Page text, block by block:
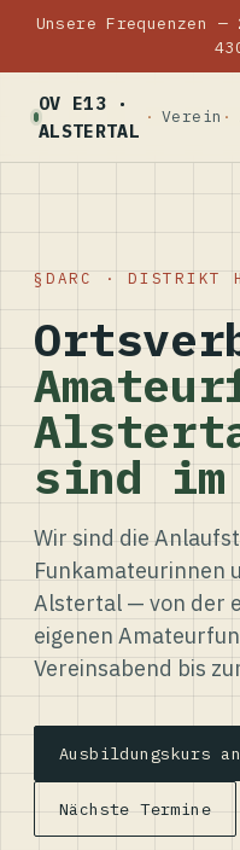
Unsere Frequenzen —
OV E13 ·
ALSTERTAL
Verein
DARC · DISTRIKT
sind im
Wir sind die
Funkamateurinnen
Alstertal — von der
eigenen
Vereinsabend bis
Ausbildungskurs
Nächste Termine